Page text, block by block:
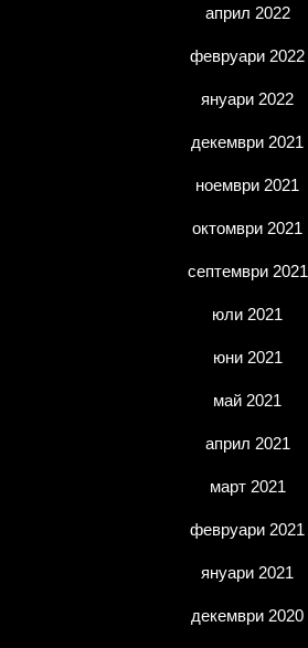
април 2022
февруари 2022
януари 2022
декември 2021
ноември 2021
октомври 2021
септември 2021
юли 2021
юни 2021
май 2021
април 2021
март 2021
февруари 2021
януари 2021
декември 2020